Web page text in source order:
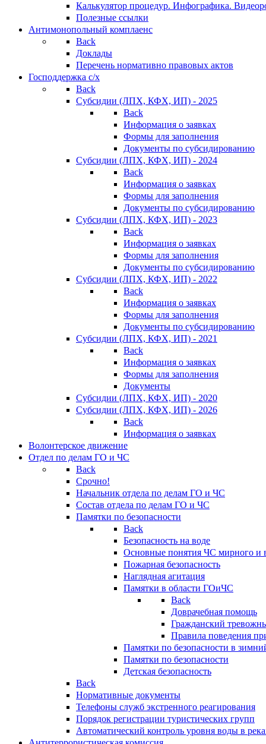
Калькулятор процедур. Инфографика.
Полезные ссылки
Антимонопольный комплаенс
Back
Доклады
Перечень нормативно правовых актов
Господдержка с/х
Back
Субсидии (ЛПХ, КФХ, ИП) - 2025
Back
Информация о заявках
Формы для заполнения
Документы по субсидированию
Субсидии (ЛПХ, КФХ, ИП) - 2024
Back
Информация о заявках
Формы для заполнения
Документы по субсидированию
Субсидии (ЛПХ, КФХ, ИП) - 2023
Back
Информация о заявках
Формы для заполнения
Документы по субсидированию
Субсидии (ЛПХ, КФХ, ИП) - 2022
Back
Информация о заявках
Формы для заполнения
Документы по субсидированию
Субсидии (ЛПХ, КФХ, ИП) - 2021
Back
Информация о заявках
Формы для заполнения
Документы
Субсидии (ЛПХ, КФХ, ИП) - 2020
Субсидии (ЛПХ, КФХ, ИП) - 2026
Back
Информация о заявках
Волонтерское движение
Отдел по делам ГО и ЧС
Back
Срочно!
Начальник отдела по делам ГО и ЧС
Состав отдела по делам ГО и ЧС
Памятки по безопасности
Back
Безопасность на воде
Основные понятия ЧС мирного и
Пожарная безопасность
Наглядная агитация
Памятки в области ГОиЧС
Back
Доврачебная помощь
Гражданский
Правила поведения
Памятки по безопасности в
Памятки по безопасности
Детская безопасность
Back
Нормативные документы
Телефоны служб экстренного реагирования
Порядок регистрации туристических групп
Автоматический контроль уровня воды в